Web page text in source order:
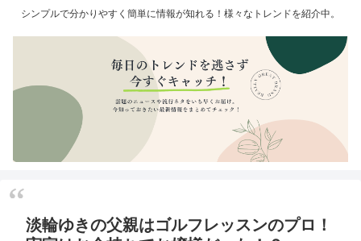
シンプルで分かりやすく簡単に情報が知れる！様々なトレンドを紹介中。
淡輪ゆきの父親はゴルフレッスンのプロ！